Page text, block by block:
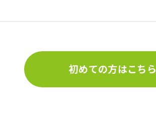
初めての方はこちら